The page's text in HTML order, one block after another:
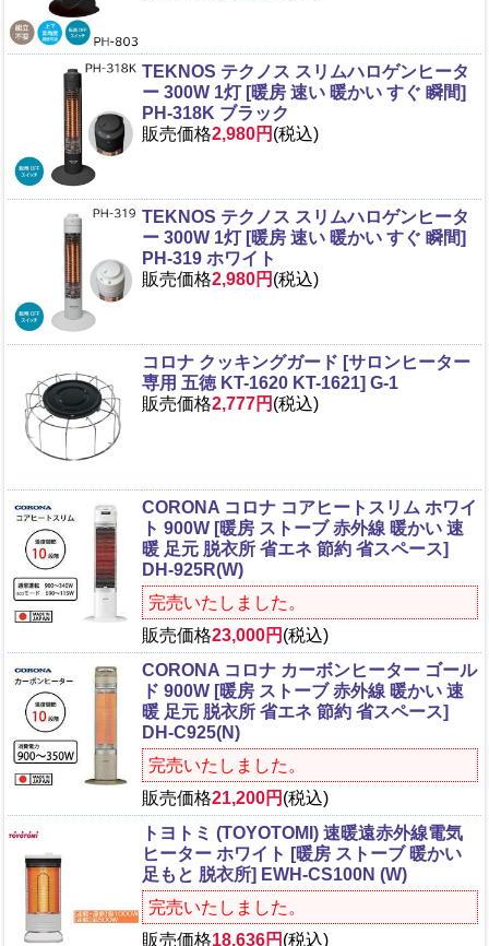
TEKNOS テクノス スリムハロゲンヒータ
ー 300W 1灯 [暖房 速い 暖かい すぐ 瞬間]
PH-318K ブラック
販売価格2,980円 (税込)
TEKNOS テクノス スリムハロゲンヒータ
ー 300W 1灯 [暖房 速い 暖かい すぐ 瞬間]
PH-319 ホワイト
販売価格2,980円 (税込)
コロナ クッキングガード [サロンヒーター
専用 五徳 KT-1620 KT-1621] G-1
販売価格2,777円 (税込)
CORONA コロナ コアヒートスリム ホワイ
ト 900W [暖房 ストーブ 赤外線 暖かい 速
暖 足元 脱衣所 省エネ 節約 省スペース]
DH-925R(W)
完売いたしました。
販売価格23,000円 (税込)
CORONA コロナ カーボンヒーター ゴール
ド 900W [暖房 ストーブ 赤外線 暖かい 速
暖 足元 脱衣所 省エネ 節約 省スペース]
DH-C925(N)
完売いたしました。
販売価格21,200円 (税込)
トヨトミ (TOYOTOMI) 速暖遠赤外線電気
ヒーター ホワイト [暖房 ストーブ 暖かい
足もと 脱衣所] EWH-CS100N (W)
完売いたしました。
販売価格18,636円 (税込)